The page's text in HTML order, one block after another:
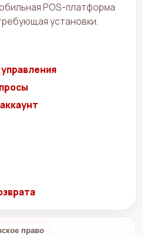
POS-платформа
установки.
право